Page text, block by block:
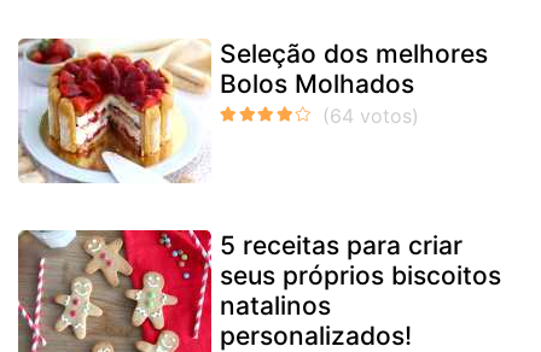
Seleção dos melhores
Bolos Molhados
5 receitas para criar
seus próprios biscoitos
natalinos
personalizados!